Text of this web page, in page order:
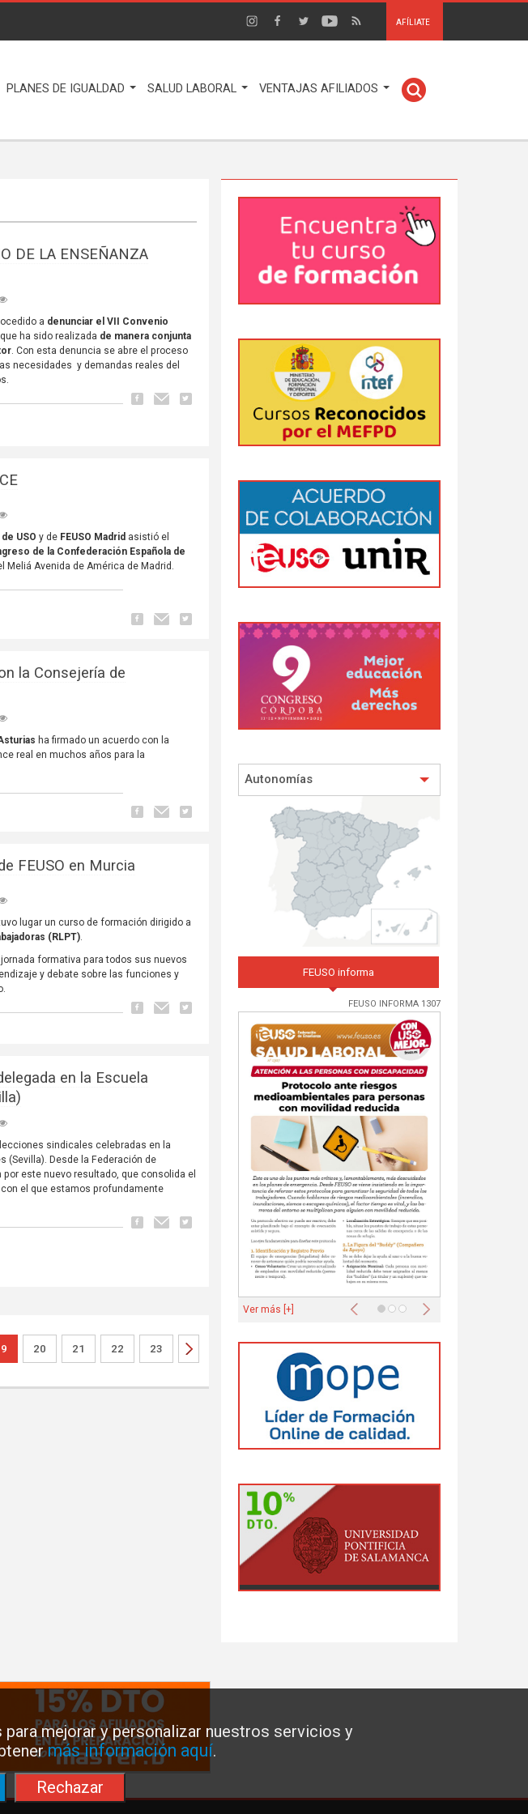
mejorar y personalizar nuestros servicios y
más información aquí.
Rechazar
AFÍLIATE
PLANES DE IGUALDAD SALUD LABORAL VENTAJAS AFILIADOS
DE LA ENSEÑANZA
a denunciar el VII Convenio
ha sido realizada de manera conjunta
. Con esta denuncia se abre el proceso
necesidades y demandas reales del
USO y de FEUSO Madrid asistió el
de la Confederación Española de
Meliá Avenida de América de Madrid.
la Consejería de
ha firmado un acuerdo con la
real en muchos años para la
FEUSO en Murcia
lugar un curso de formación dirigido a
(RLPT).
formativa para todos sus nuevos
y debate sobre las funciones y
en la Escuela
sindicales celebradas en la
(Sevilla). Desde la Federación de
este nuevo resultado, que consolida el
el que estamos profundamente
20 21 22 23
Autonomías
FEUSO informa
FEUSO INFORMA 1307
Anterior Siguiente
Ver más [+]